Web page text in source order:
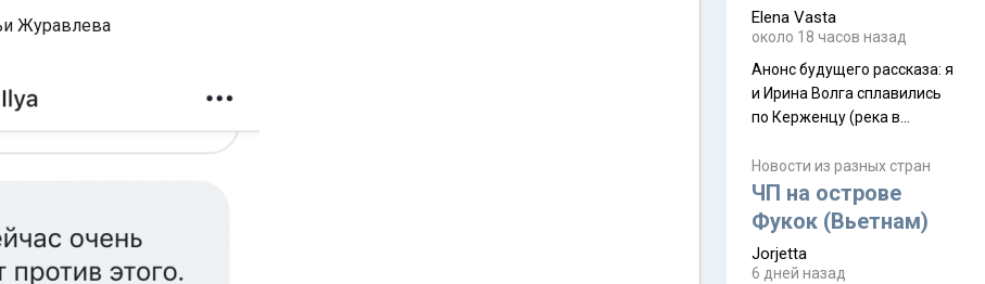
Журавлева Elena Vasta
около 18 часов назад
Анонс будущего рассказа: я
и Ирина Волга сплавились
по Керженцу (река в
села Керженец до стоящего
на берегу Волги
Макарьевского монастыря,
это маршрут на 200 км
[видео]
Новости из разных стран
ЧП на острове
Фукок (Вьетнам)
Jorjetta
6 дней назад